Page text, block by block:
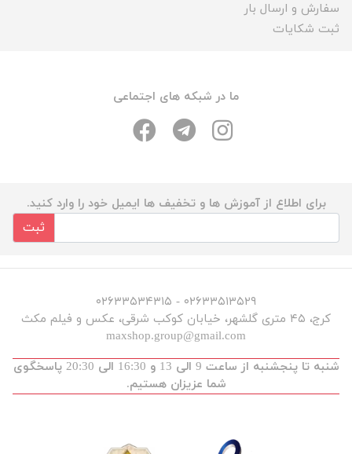
سفارش و ارسال بار
ثبت شکایات
ما در شبکه های اجتماعی
برای اطلاع از آموزش ها و تخفیف ها ایمیل خود را وارد کنید.
ثبت
۰۲۶۳۳۵۱۳۵۲۹ - ۰۲۶۳۳۵۳۴۳۱۵
کرج، ۴۵ متری گلشهر، خیابان کوکب شرقی، عکس و فیلم مکث
maxshop.group@gmail.com
شنبه تا پنجشنبه از ساعت 9 الی 13 و 16:30 الی 20:30 پاسخگوی
شما عزیزان هستیم.